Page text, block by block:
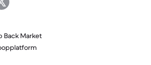
Back Market